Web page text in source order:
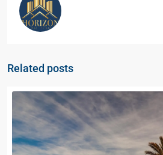
Related posts